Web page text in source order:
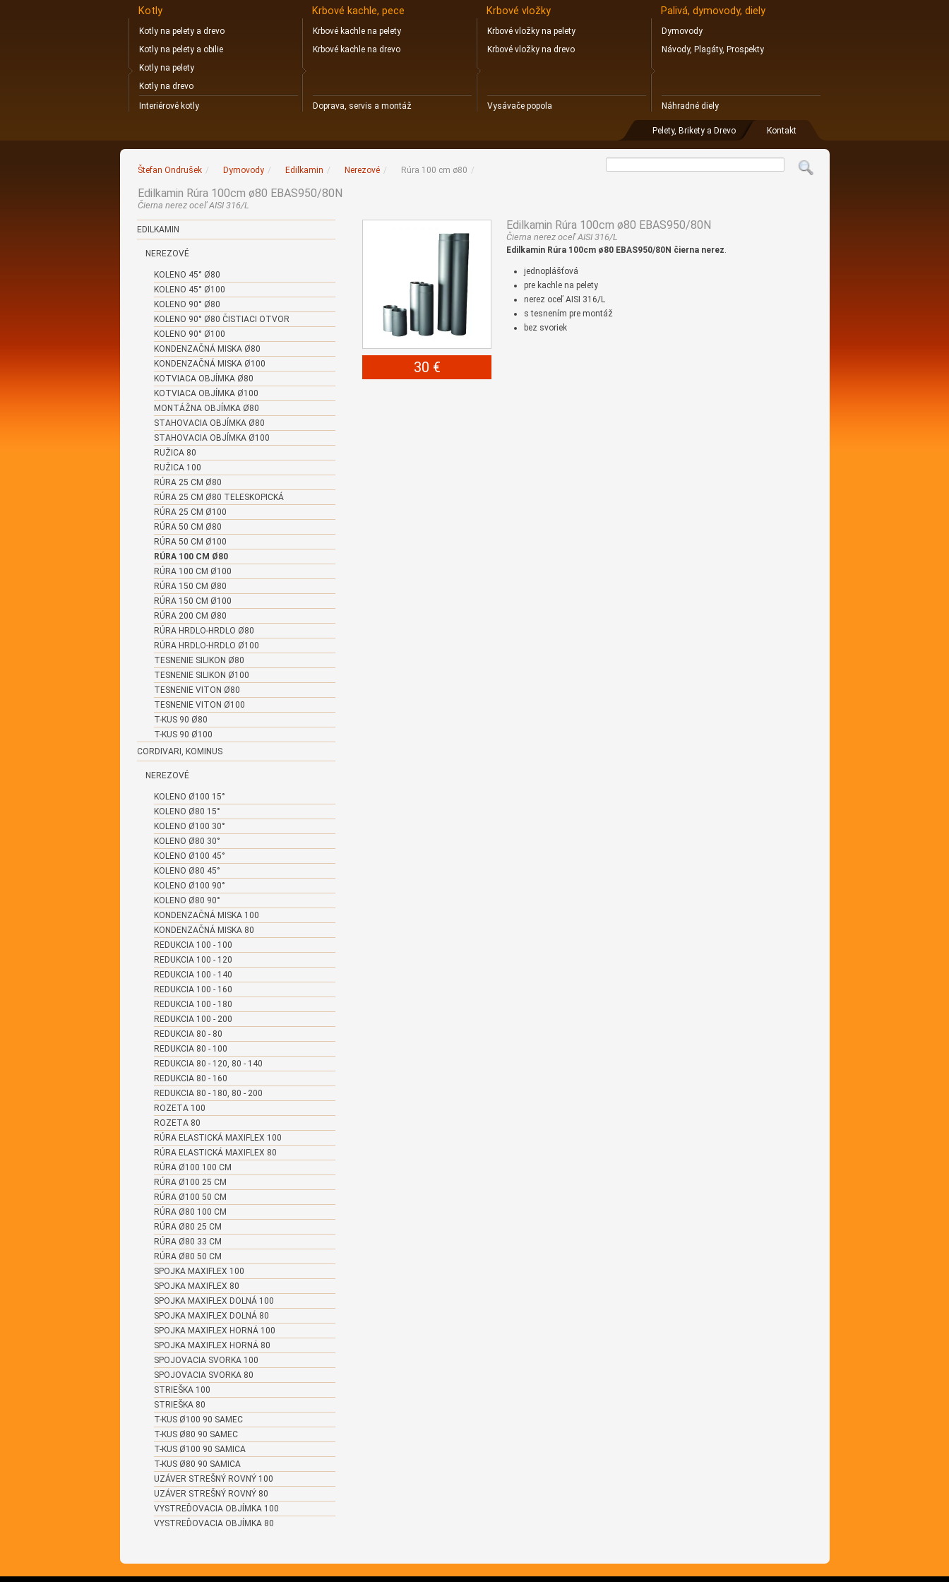
Kotly
Kotly na pelety a drevo
Kotly na pelety a obilie
Kotly na pelety
Kotly na drevo
Interiérové kotly
Krbové kachle, pece
Krbové kachle na pelety
Krbové kachle na drevo
Doprava, servis a montáž
Krbové vložky
Krbové vložky na pelety
Krbové vložky na drevo
Vysávače popola
Palivá, dymovody, diely
Dymovody
Náhradné diely
Pelety, Brikety a Drevo
Návody, Plagáty, Prospekty
Kontakt
Edilkamin Rúra 100cm ø80 EBAS950/80N
Čierna nerez oceľ AISI 316/L
EDILKAMIN
NEREZOVÉ
KOLENO 45° Ø80
KOLENO 45° Ø100
KOLENO 90° Ø80
KOLENO 90° Ø80 ČISTIACI OTVOR
KOLENO 90° Ø100
KONDENZAČNÁ MISKA Ø80
KONDENZAČNÁ MISKA Ø100
KOTVIACA OBJÍMKA Ø80
KOTVIACA OBJÍMKA Ø100
MONTÁŽNA OBJÍMKA Ø80
STAHOVACIA OBJÍMKA Ø80
STAHOVACIA OBJÍMKA Ø100
RUŽICA 80
RUŽICA 100
RÚRA 25 CM Ø80
RÚRA 25 CM Ø80 TELESKOPICKÁ
RÚRA 25 CM Ø100
RÚRA 50 CM Ø80
RÚRA 50 CM Ø100
RÚRA 100 CM Ø80
RÚRA 100 CM Ø100
RÚRA 150 CM Ø80
RÚRA 150 CM Ø100
RÚRA 200 CM Ø80
RÚRA HRDLO-HRDLO Ø80
RÚRA HRDLO-HRDLO Ø100
TESNENIE SILIKON Ø80
TESNENIE SILIKON Ø100
TESNENIE VITON Ø80
TESNENIE VITON Ø100
T-KUS 90 Ø80
T-KUS 90 Ø100
CORDIVARI, KOMINUS
NEREZOVÉ
KOLENO Ø100 15°
KOLENO Ø80 15°
KOLENO Ø100 30°
KOLENO Ø80 30°
KOLENO Ø100 45°
KOLENO Ø80 45°
KOLENO Ø100 90°
KOLENO Ø80 90°
KONDENZAČNÁ MISKA 100
KONDENZAČNÁ MISKA 80
REDUKCIA 100 - 100
REDUKCIA 100 - 120
REDUKCIA 100 - 140
REDUKCIA 100 - 160
REDUKCIA 100 - 180
REDUKCIA 100 - 200
REDUKCIA 80 - 80
REDUKCIA 80 - 100
REDUKCIA 80 - 120, 80 - 140
REDUKCIA 80 - 160
REDUKCIA 80 - 180, 80 - 200
ROZETA 100
ROZETA 80
RÚRA ELASTICKÁ MAXIFLEX 100
RÚRA ELASTICKÁ MAXIFLEX 80
RÚRA Ø100 100 CM
RÚRA Ø100 25 CM
RÚRA Ø100 50 CM
RÚRA Ø80 100 CM
RÚRA Ø80 25 CM
RÚRA Ø80 33 CM
RÚRA Ø80 50 CM
SPOJKA MAXIFLEX 100
SPOJKA MAXIFLEX 80
SPOJKA MAXIFLEX DOLNÁ 100
SPOJKA MAXIFLEX DOLNÁ 80
SPOJKA MAXIFLEX HORNÁ 100
SPOJKA MAXIFLEX HORNÁ 80
SPOJOVACIA SVORKA 100
SPOJOVACIA SVORKA 80
STRIEŠKA 100
STRIEŠKA 80
T-KUS Ø100 90 SAMEC
T-KUS Ø80 90 SAMEC
T-KUS Ø100 90 SAMICA
T-KUS Ø80 90 SAMICA
UZÁVER STREŠNÝ ROVNÝ 100
UZÁVER STREŠNÝ ROVNÝ 80
VYSTREĎOVACIA OBJÍMKA 100
VYSTREĎOVACIA OBJÍMKA 80
Štefan Ondrušek / Dymovody / Edilkamin / Nerezové / Rúra 100 cm ø80 /
30 €
Edilkamin Rúra 100cm ø80 EBAS950/80N
Čierna nerez oceľ AISI 316/L
Edilkamin Rúra 100cm ø80 EBAS950/80N čierna nerez.
jednoplášťová
pre kachle na pelety
nerez oceľ AISI 316/L
s tesnením pre montáž
bez svoriek